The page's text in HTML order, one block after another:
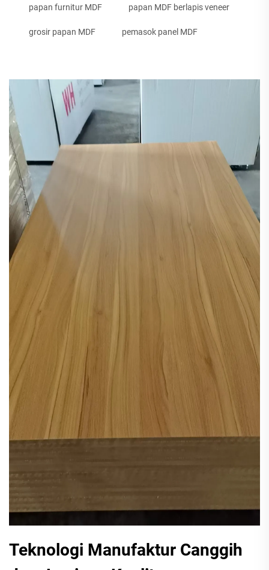
papan furnitur MDF papan MDF berlapis veneer
grosir papan MDF pemasok panel MDF
Teknologi Manufaktur Canggih